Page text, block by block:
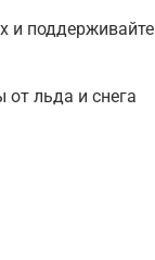
и поддерживайте
от льда и снега